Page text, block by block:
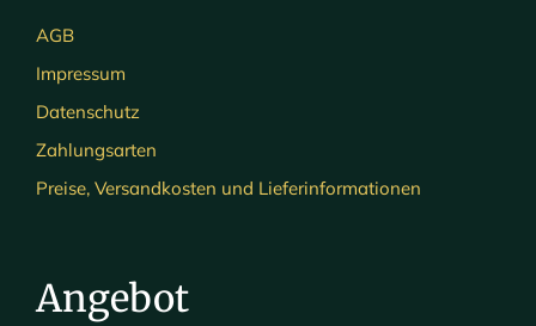
AGB
Impressum
Datenschutz
Zahlungsarten
Preise, Versandkosten und Lieferinformationen
Angebot